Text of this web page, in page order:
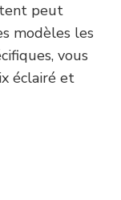
peut
modèles les
vous
éclairé et